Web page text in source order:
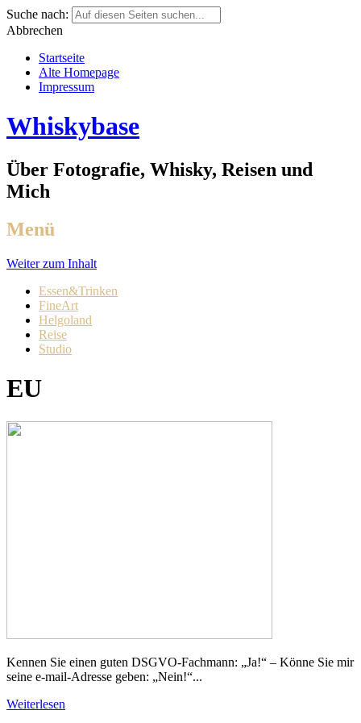
Suche nach:
Abbrechen
Startseite
Alte Homepage
Impressum
Whiskybase
Über Fotografie, Whisky, Reisen und
Mich
Menü
Weiter zum Inhalt
Essen&Trinken
FineArt
Helgoland
Reise
Studio
EU
Kennen Sie einen guten DSGVO-Fachmann: „Ja!“ – Könne Sie mir
seine e-mail-Adresse geben: „Nein!“...
Weiterlesen